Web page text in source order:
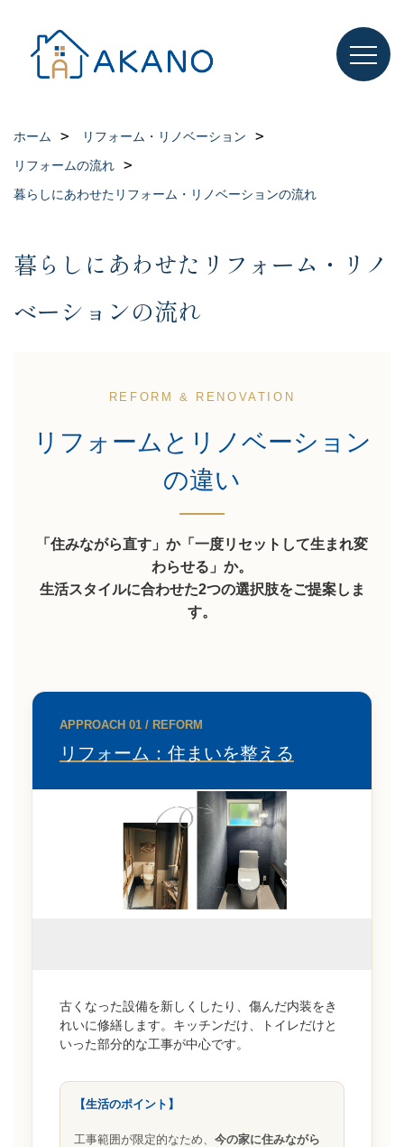
ホーム
リフォーム・リノベーション
リフォームの流れ
暮らしにあわせたリフォーム・リノベーションの流れ
暮らしにあわせたリフォーム・リノ
ベーションの流れ
REFORM & RENOVATION
リフォームとリノベーション
の違い
「住みながら直す」か「一度リセットして生まれ変
わらせる」か。
生活スタイルに合わせた2つの選択肢をご提案しま
す。
APPROACH 01 / REFORM
リフォーム：住まいを整える
古くなった設備を新しくしたり、傷んだ内装をき
れいに修繕します。キッチンだけ、トイレだけと
いった部分的な工事が中心です。
【生活のポイント】
工事範囲が限定的なため、 今の家に住みながら